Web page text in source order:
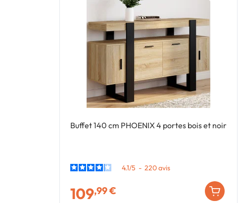
Buffet 140 cm PHOENIX 4 portes bois et noir
4.1/5 - 220avis
109,99 €